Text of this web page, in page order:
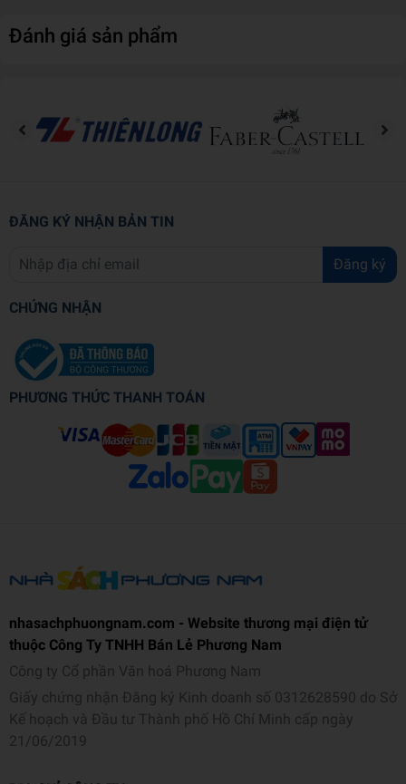
Đánh giá sản phẩm
ĐĂNG KÝ NHẬN BẢN TIN
Đăng ký
CHỨNG NHẬN
PHƯƠNG THỨC THANH TOÁN
nhasachphuongnam.com - Website thương mại điện tử
thuộc Công Ty TNHH Bán Lẻ Phương Nam
Công ty Cổ phần Văn hoá Phương Nam
Giấy chứng nhận Đăng ký Kinh doanh số 0312628590 do Sở
Kế hoạch và Đầu tư Thành phố Hồ Chí Minh cấp ngày
21/06/2019